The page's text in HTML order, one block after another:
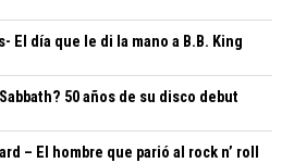
El día que le di la mano a B.B. King
50 años de su disco debut
– El hombre que parió al rock n’ roll